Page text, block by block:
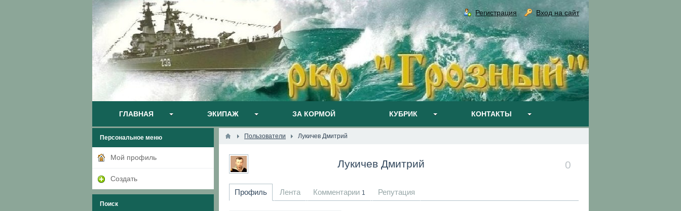
Регистрация Вход на сайт
ГЛАВНАЯ ЭКИПАЖ ЗА КОРМОЙ КУБРИК КОНТАКТЫ
Пользователи Лукичев Дмитрий
0
Лукичев Дмитрий
Профиль Лента Комментарии 1 Репутация
Персональное меню
Мой профиль
Создать
Поиск